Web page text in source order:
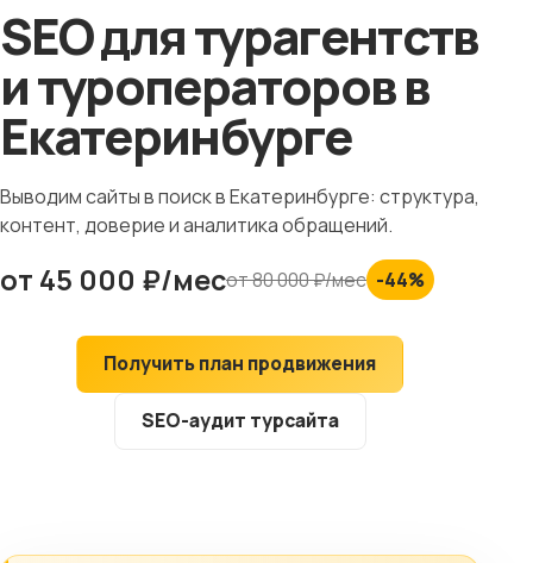
Отзывы
Блог
Глоссарий
История
Клиентам
Контакты
SEO для турагентств
и туроператоров в
Екатеринбурге
Выводим сайты в поиск в Екатеринбурге: структура,
контент, доверие и аналитика обращений.
от 45 000 ₽/месот 80 000 ₽/мес -44%
Получить план продвижения
SEO-аудит турсайта